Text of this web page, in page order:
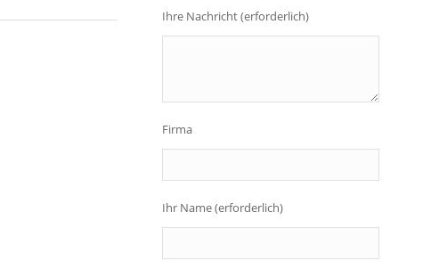
Ihre Nachricht (erforderlich)
Firma
Ihr Name (erforderlich)